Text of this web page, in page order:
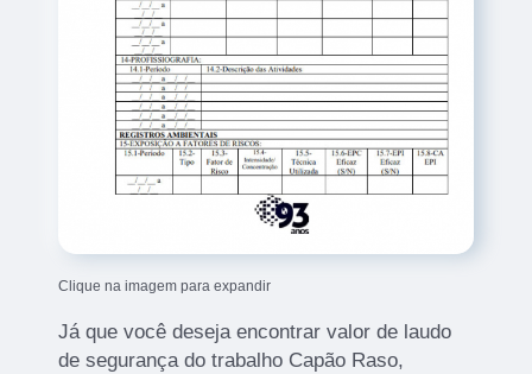
Clique na imagem para expandir
Já que você deseja encontrar valor de laudo
de segurança do trabalho Capão Raso,